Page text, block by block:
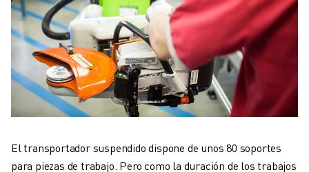
El transportador suspendido dispone de unos 80 soportes
para piezas de trabajo. Pero como la duración de los trabajos